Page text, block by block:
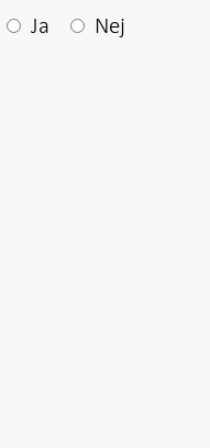
Efter ditt svar visas en
Ja Nej